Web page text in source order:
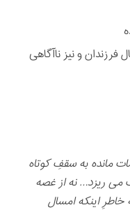
فرزندان و نیز ناآگاهی
نگار ۱۰ ساله، مات مانده به سقفِ کوتاه
ریزد… نه از غصه
خاطرِ اینکه امسال